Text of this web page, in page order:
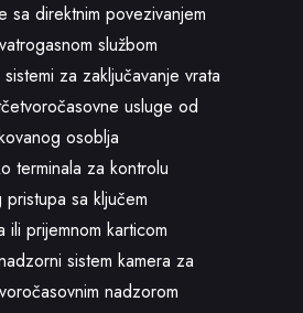
sa direktnim povezivanjem
službom
za zaključavanje vrata
usluge od
osoblja
terminala za kontrolu
sa ključem
ili prijemnom karticom
sistem kamera za
nadzorom